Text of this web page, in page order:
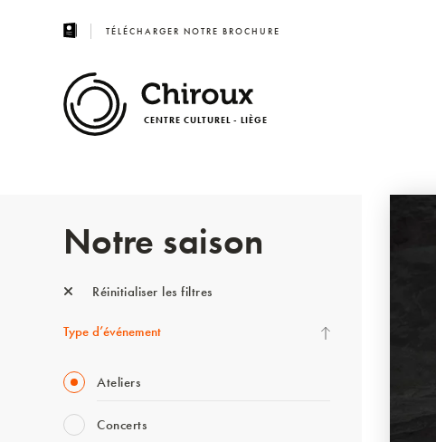
TÉLÉCHARGER NOTRE BROCHURE
CENTRE CULTUREL - LIÈGE
Notre saison
Réinitialiser les filtres
Type d’événement
Ateliers
Concerts